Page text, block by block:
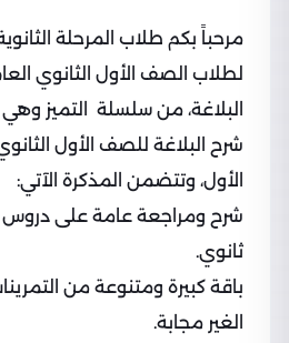
مرحباً بكم طلاب المرحلة
لطلاب الصف الأول الثانوي
البلاغة، من سلسلة التميز
شرح البلاغة للصف الأول
الأول، وتتضمن المذكرة الآتي:
شرح ومراجعة عامة على دروس
ثانوي.
باقة كبيرة ومتنوعة من
الغير مجابة.